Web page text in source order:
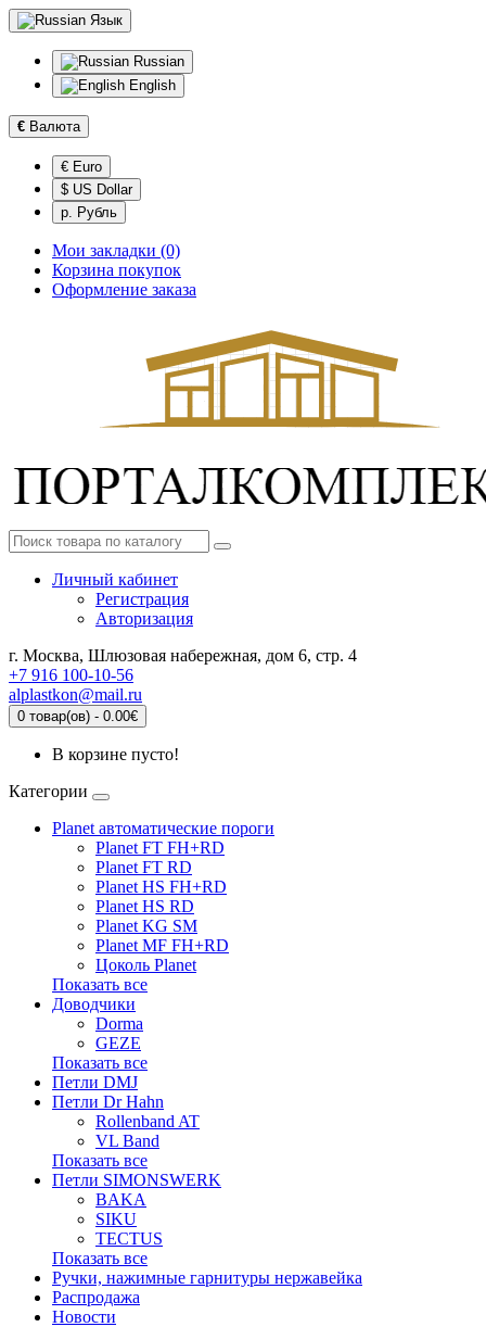
Язык
Russian
English
€ Валюта
€ Euro
$ US Dollar
р. Рубль
Мои закладки (0)
Корзина покупок
Оформление заказа
Личный кабинет
Регистрация
Авторизация
г. Москва, Шлюзовая набережная, дом 6, стр. 4
+7 916 100-10-56
alplastkon@mail.ru
0 товар(ов) - 0.00€
В корзине пусто!
Категории
Planet автоматические пороги
Planet FT FH+RD
Planet FT RD
Planet HS FH+RD
Planet HS RD
Planet KG SM
Planet MF FH+RD
Цоколь Planet
Показать все
Доводчики
Dorma
GEZE
Показать все
Петли DMJ
Петли Dr Hahn
Rollenband AT
VL Band
Показать все
Петли SIMONSWERK
BAKA
SIKU
TECTUS
Показать все
Ручки, нажимные гарнитуры нержавейка
Распродажа
Новости